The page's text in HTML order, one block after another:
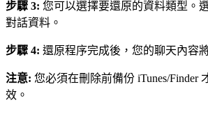
步驟 3: 您可以選擇要還原的資料類型。
對話資料。
步驟 4: 還原程序完成後，您的聊天內容
注意: 您必須在刪除前備份 iTunes/Finder
效。